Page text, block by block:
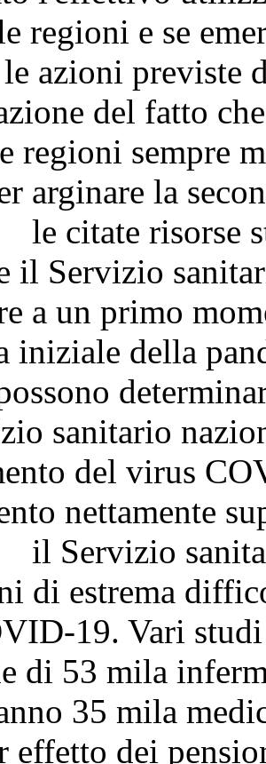
regioni e se
le azioni previste
del fatto
regioni sempre
arginare la
risorse
il Servizio
a un primo
iniziale della
sanitario
del virus
nettamente
sanitario
di estrema
19. Vari studi
di 53 mila
35 mila
effetto dei